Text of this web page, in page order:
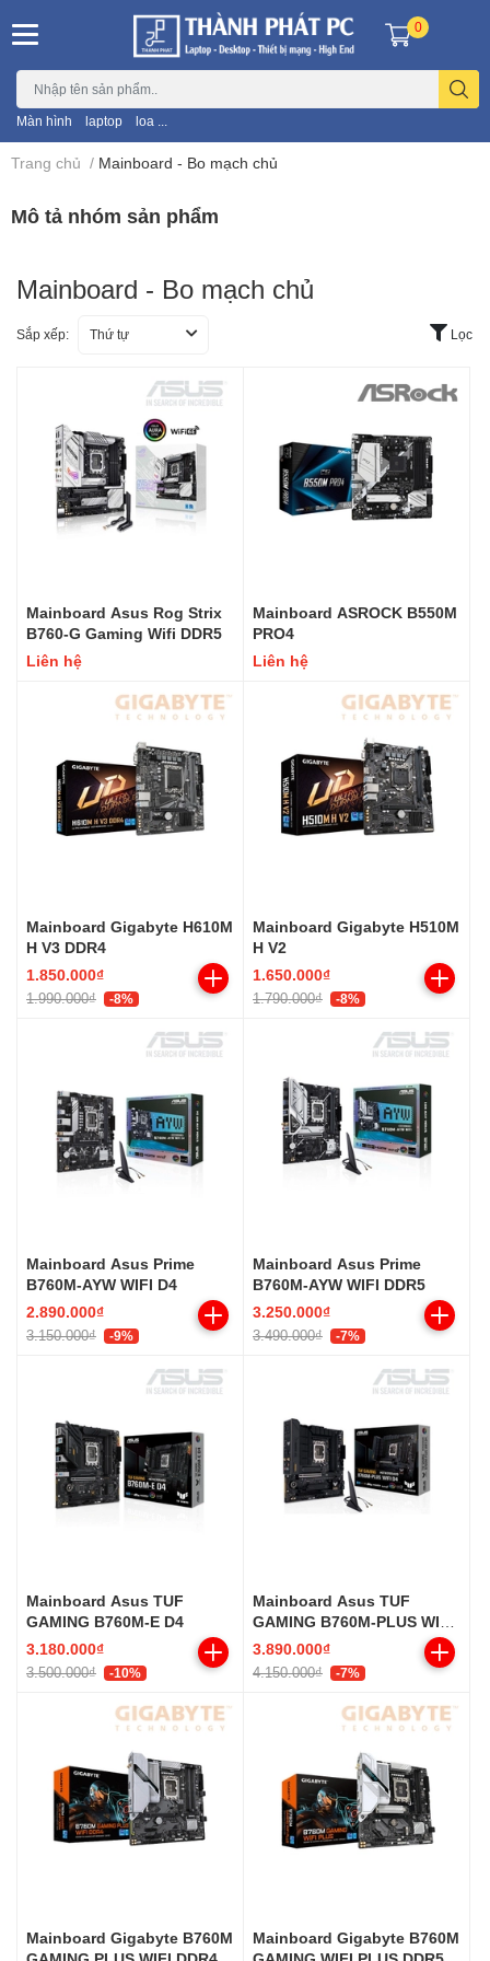
Màn hình laptop loa ...
0
Trang chủ / Mainboard - Bo mạch chủ
Mô tả nhóm sản phẩm
Mainboard - Bo mạch chủ
Sắp xếp: Thứ tự Lọc
Mainboard Asus Rog Strix
B760-G Gaming Wifi DDR5
Liên hệ
Mainboard ASROCK B550M
PRO4
Liên hệ
Mainboard Gigabyte H610M
H V3 DDR4
1.850.000₫
1.990.000₫ -8%
Mainboard Gigabyte H510M
H V2
1.650.000₫
1.790.000₫ -8%
Mainboard Asus Prime
B760M-AYW WIFI D4
2.890.000₫
3.150.000₫ -9%
Mainboard Asus Prime
B760M-AYW WIFI DDR5
3.250.000₫
3.490.000₫ -7%
Mainboard Asus TUF
GAMING B760M-E D4
3.180.000₫
3.500.000₫ -10%
Mainboard Asus TUF
GAMING B760M-PLUS WIFI
D4
3.890.000₫
4.150.000₫ -7%
Mainboard Gigabyte B760M
Mainboard Gigabyte B760M